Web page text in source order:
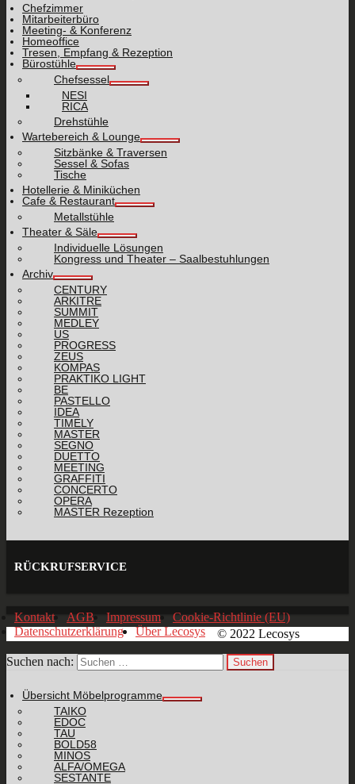
Chefzimmer
Mitarbeiterbüro
Meeting- & Konferenz
Homeoffice
Tresen, Empfang & Rezeption
Bürostühle
Chefsessel
NESI
RICA
Drehstühle
Wartebereich & Lounge
Sitzbänke & Traversen
Sessel & Sofas
Tische
Hotellerie & Miniküchen
Cafe & Restaurant
Metallstühle
Theater & Säle
Individuelle Lösungen
Kongress und Theater – Saalbestuhlungen
Archiv
CENTURY
ARKITRE
SUMMIT
MEDLEY
US
PROGRESS
ZEUS
KOMPAS
PRAKTIKO LIGHT
BE
PASTELLO
IDEA
TIMELY
MASTER
SEGNO
DUETTO
MEETING
GRAFFITI
CONCERTO
OPERA
MASTER Rezeption
RÜCKRUFSERVICE
Kontakt AGB Impressum
Cookie-Richtlinie (EU)
Datenschutzerklärung
Über Lecosys © 2022 Lecosys
Suchen nach:
Übersicht Möbelprogramme
TAIKO
EDOC
TAU
BOLD58
MINOS
ALFA/OMEGA
SESTANTE